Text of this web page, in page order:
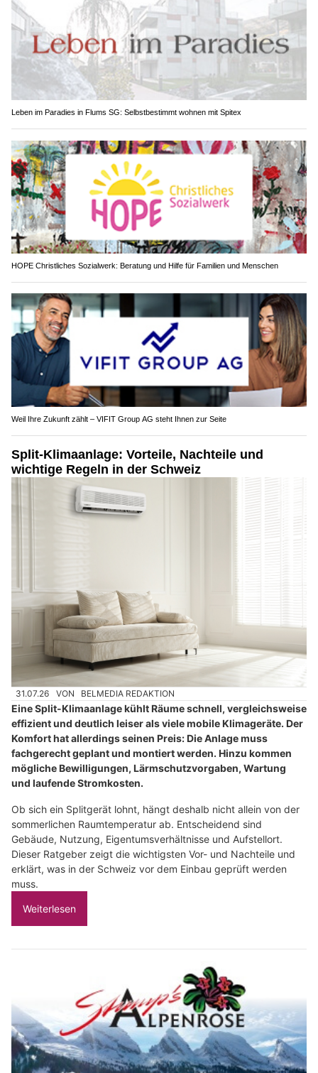
Leben im Paradies in Flums SG: Selbstbestimmt wohnen mit Spitex
HOPE Christliches Sozialwerk: Beratung und Hilfe für Familien und Menschen
Weil Ihre Zukunft zählt – VIFIT Group AG steht Ihnen zur Seite
Split-Klimaanlage: Vorteile, Nachteile und
wichtige Regeln in der Schweiz
31.07.26 VON BELMEDIA REDAKTION
Eine Split-Klimaanlage kühlt Räume schnell, vergleichsweise
effizient und deutlich leiser als viele mobile Klimageräte. Der
Komfort hat allerdings seinen Preis: Die Anlage muss
fachgerecht geplant und montiert werden. Hinzu kommen
mögliche Bewilligungen, Lärmschutzvorgaben, Wartung
und laufende Stromkosten.
Ob sich ein Splitgerät lohnt, hängt deshalb nicht allein von der
sommerlichen Raumtemperatur ab. Entscheidend sind
Gebäude, Nutzung, Eigentumsverhältnisse und Aufstellort.
Dieser Ratgeber zeigt die wichtigsten Vor- und Nachteile und
erklärt, was in der Schweiz vor dem Einbau geprüft werden
muss.
Weiterlesen